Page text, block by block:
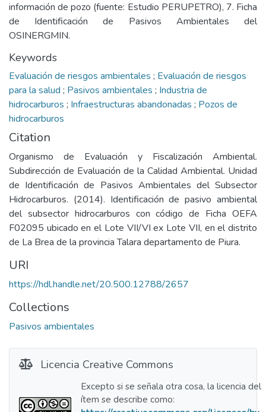
información de pozo (fuente: Estudio PERUPETRO), 7. Ficha
de Identificación de Pasivos Ambientales del
OSINERGMIN.
Keywords
Evaluación de riesgos ambientales ; Evaluación de riesgos
para la salud ; Pasivos ambientales ; Industria de
hidrocarburos ; Infraestructuras abandonadas ; Pozos de
hidrocarburos
Citation
Organismo de Evaluación y Fiscalización Ambiental.
Subdirección de Evaluación de la Calidad Ambiental. Unidad
de Identificación de Pasivos Ambientales del Subsector
Hidrocarburos. (2014). Identificación de pasivo ambiental
del subsector hidrocarburos con código de Ficha OEFA
F02095 ubicado en el Lote VII/VI ex Lote VII, en el distrito
de La Brea de la provincia Talara departamento de Piura.
URI
https://hdl.handle.net/20.500.12788/2657
Collections
Pasivos ambientales
Licencia Creative Commons
Excepto si se señala otra cosa, la licencia del
ítem se describe como: